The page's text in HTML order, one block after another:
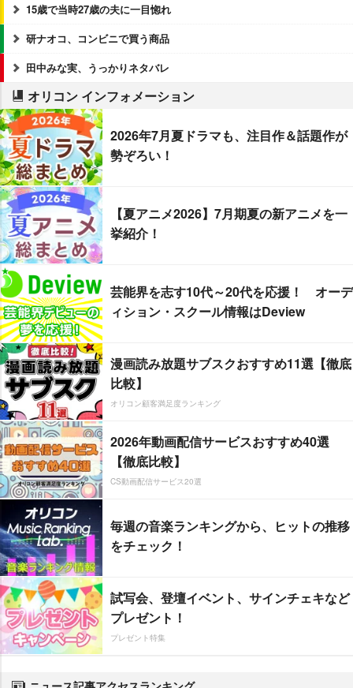
15歳で当時27歳の夫に一目惚れ
研ナオコ、コンビニで買う商品
田中みな実、うっかりネタバレ
オリコン インフォメーション
2026年7月夏ドラマも、注目作＆話題作が
勢ぞろい！
【夏アニメ2026】7月期夏の新アニメを一
挙紹介！
芸能界を志す10代～20代を応援！ オーデ
ィション・スクール情報はDeview
漫画読み放題サブスクおすすめ11選【徹底
比較】
オリコン顧客満足度ランキング
2026年動画配信サービスおすすめ40選
【徹底比較】
CS動画配信サービス20選
毎週の音楽ランキングから、ヒットの推移
をチェック！
試写会、登壇イベント、サインチェキなど
プレゼント！
プレゼント特集